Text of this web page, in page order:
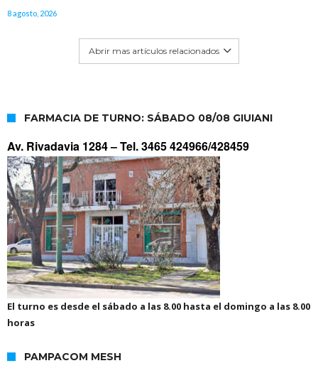
8 agosto, 2026
Abrir mas artículos relacionados
FARMACIA DE TURNO: SÁBADO 08/08 GIUIANI
Av. Rivadavia 1284 –Tel. 3465 424966/428459
El turno es desde el sábado a las 8.00 hasta el domingo a las 8.00
horas
PAMPACOM MESH